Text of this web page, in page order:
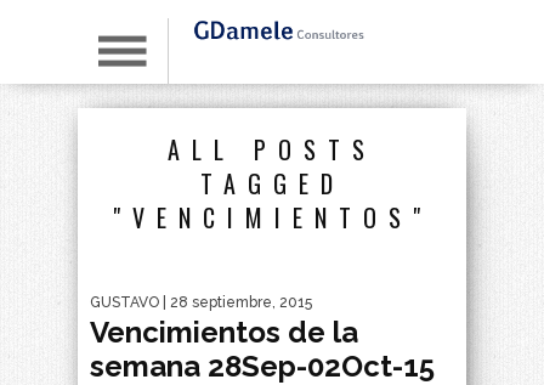
ALL POSTS
TAGGED
"VENCIMIENTOS"
GUSTAVO | 28 septiembre, 2015
Vencimientos de la
semana 28Sep-02Oct-15